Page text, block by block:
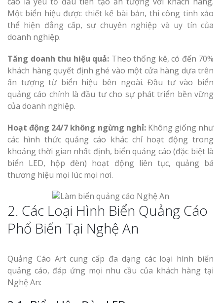
Một biển hiệu được thiết kế bài bản, thi công tinh xảo
thể hiện đẳng cấp, sự chuyên nghiệp và uy tín của
doanh nghiệp.
Tăng doanh thu hiệu quả: Theo thống kê, có đến 70%
khách hàng quyết định ghé vào một cửa hàng dựa trên
ấn tượng từ biển hiệu bên ngoài. Đầu tư vào biển
quảng cáo chính là đầu tư cho sự phát triển bền vững
của doanh nghiệp.
Hoạt động 24/7 không ngừng nghỉ:Không giống như
các hình thức quảng cáo khác chỉ hoạt động trong
khoảng thời gian nhất định, biển quảng cáo (đặc biệt là
biển LED, hộp đèn) hoạt động liên tục, quảng bá
thương hiệu mọi lúc mọi nơi.
2. Các Loại Hình Biển Quảng Cáo
Phổ Biến Tại Nghệ An
Quảng Cáo Art cung cấp đa dạng các loại hình biển
quảng cáo, đáp ứng mọi nhu cầu của khách hàng tại
Nghệ An:
Làm biển
tại Vinh Nghệ An
Nam Đàn Uy Tín Giá
Làm Biển
Mỹ Phẩm Vinh Thu
Top 10 Mẫu
Hiệu Shop
Nghệ An Đẹp
Làm Hộp